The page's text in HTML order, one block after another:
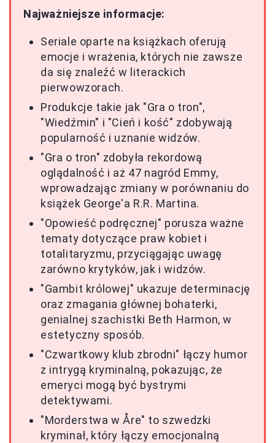
Najważniejsze informacje:
Seriale oparte na książkach oferują
emocje i wrażenia, których nie zawsze
da się znaleźć w literackich
pierwowzorach.
Produkcje takie jak "Gra o tron",
"Wiedźmin" i "Cień i kość" zdobywają
popularność i uznanie widzów.
"Gra o tron" zdobyła rekordową
oglądalność i aż 47 nagród Emmy,
wprowadzając zmiany w porównaniu do
książek George'a R.R. Martina.
"Opowieść podręcznej" porusza ważne
tematy dotyczące praw kobiet i
totalitaryzmu, przyciągając uwagę
zarówno krytyków, jak i widzów.
"Gambit królowej" ukazuje determinację
oraz zmagania głównej bohaterki,
genialnej szachistki Beth Harmon, w
estetyczny sposób.
"Czwartkowy klub zbrodni" łączy humor
z intrygą kryminalną, pokazując, że
emeryci mogą być bystrymi
detektywami.
"Morderstwa w Åre" to szwedzki
kryminał, który łączy emocjonalną